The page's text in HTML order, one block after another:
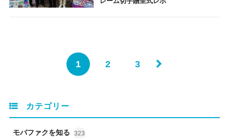
1 2 3
カテゴリー
モバファクを知る 323